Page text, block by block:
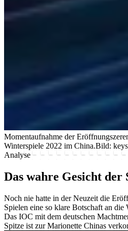
Momentaufnahme der
Winterspiele 2022 im China.Bild:
Analyse
Das wahre Gesicht der
Noch nie hatte in der Neuzeit die
Spielen eine so klare Botschaft an
Das IOC mit dem deutschen
Spitze ist zur Marionette Chinas